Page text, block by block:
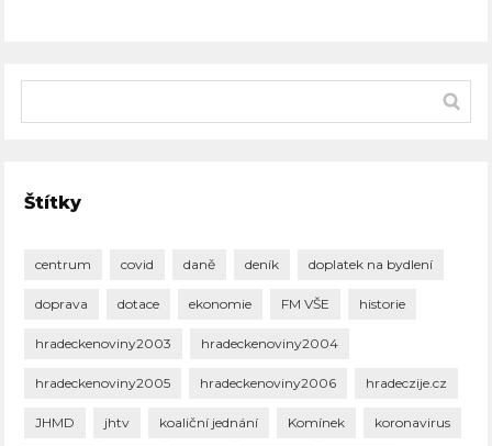
Štítky
centrum covid daně deník doplatek na bydlení
doprava dotace ekonomie FM VŠE historie
hradeckenoviny2003 hradeckenoviny2004
hradeckenoviny2005 hradeckenoviny2006 hradeczije.cz
JHMD jhtv koaliční jednání Komínek koronavirus